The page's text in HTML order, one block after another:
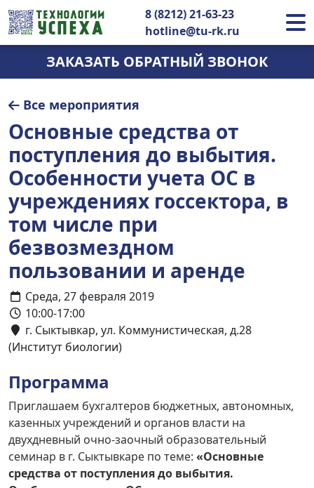
8 (8212) 21-63-23
hotline@tu-rk.ru
ЗАКАЗАТЬ ОБРАТНЫЙ ЗВОНОК
Основные средства от
поступления до выбытия.
Особенности учета ОС в
учреждениях госсектора, в
том числе при
безвозмездном
пользовании и аренде
Все мероприятия
Среда, 27 февраля 2019
10:00-17:00
г. Сыктывкар, ул. Коммунистическая, д.28
(Институт биологии)
Программа
Приглашаем бухгалтеров бюджетных, автономных,
казенных учреждений и органов власти на
двухдневный очно-заочный образовательный
семинар в г. Сыктывкаре по теме: «Основные
средства от поступления до выбытия.